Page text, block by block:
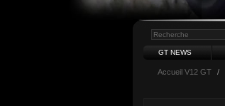
GT NEWS
Accueil V12 GT /